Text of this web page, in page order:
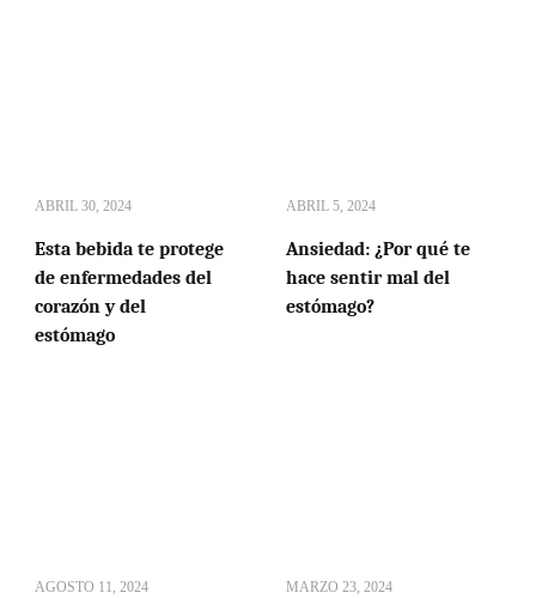
ABRIL 30, 2024
Esta bebida te protege
de enfermedades del
corazón y del
estómago
ABRIL 5, 2024
Ansiedad: ¿Por qué te
hace sentir mal del
estómago?
AGOSTO 11, 2024 MARZO 23, 2024